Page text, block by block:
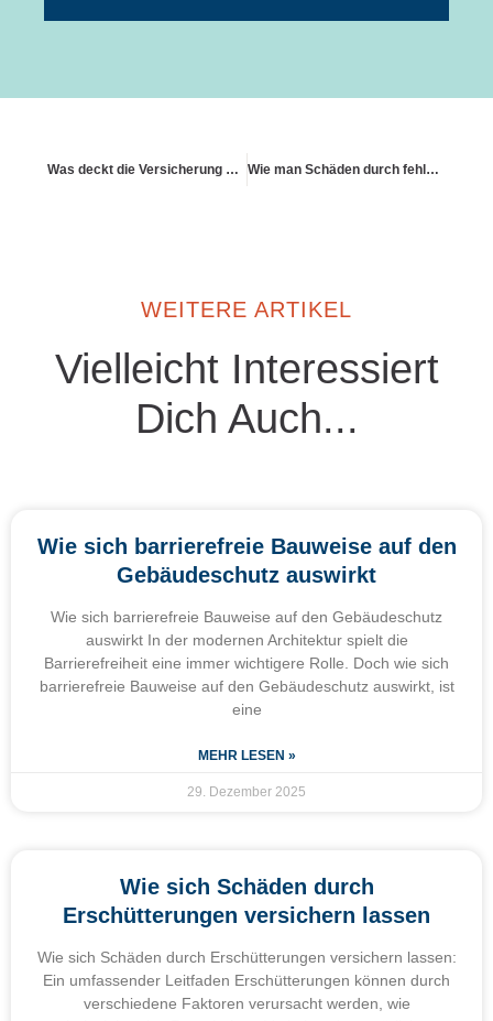
Was deckt die Versicherung bei Schimmel Wie man Schäden durch fehlerhafte Programmierung einordnet
WEITERE ARTIKEL
Vielleicht Interessiert
Dich Auch...
Wie sich barrierefreie Bauweise auf den
Gebäudeschutz auswirkt
Wie sich barrierefreie Bauweise auf den Gebäudeschutz
auswirkt In der modernen Architektur spielt die
Barrierefreiheit eine immer wichtigere Rolle. Doch wie sich
barrierefreie Bauweise auf den Gebäudeschutz auswirkt, ist
eine
MEHR LESEN »
29. Dezember 2025
Wie sich Schäden durch
Erschütterungen versichern lassen
Wie sich Schäden durch Erschütterungen versichern lassen:
Ein umfassender Leitfaden Erschütterungen können durch
verschiedene Faktoren verursacht werden, wie